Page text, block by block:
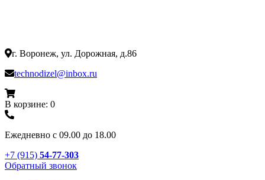
г. Воронеж, ул. Дорожная, д.86
technodizel@inbox.ru
В корзине: 0
Ежедневно с 09.00 до 18.00
+7 (915) 54-77-303
Обратный звонок